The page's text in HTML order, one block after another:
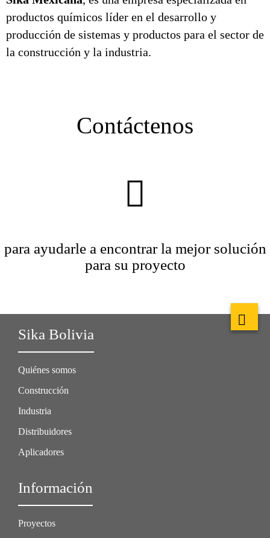
productos químicos líder en el desarrollo y
producción de sistemas y productos para el sector de
la construcción y la industria.
Contáctenos
para ayudarle a encontrar la mejor solución
para su proyecto
Sika Bolivia
Quiénes somos
Construcción
Industria
Distribuidores
Aplicadores
Información
Proyectos